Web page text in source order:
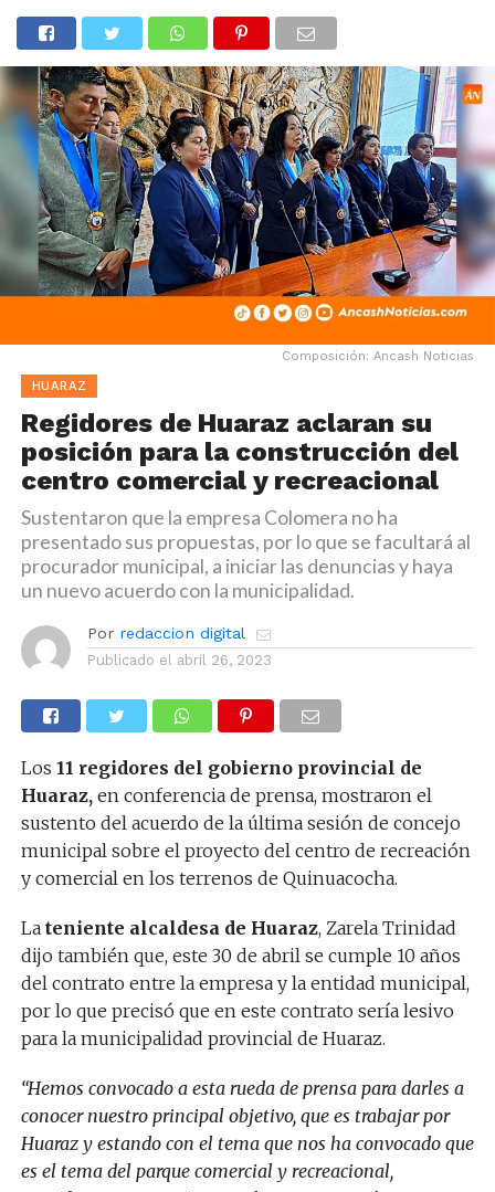
Composición: Ancash Noticias
HUARAZ
Regidores de Huaraz aclaran su
posición para la construcción del
centro comercial y recreacional
Sustentaron que la empresa Colomera no ha
presentado sus propuestas, por lo que se facultará al
procurador municipal, a iniciar las denuncias y haya
un nuevo acuerdo con la municipalidad.
Por redaccion digital
Publicado el abril 26, 2023
Los 11 regidores del gobierno provincial de
Huaraz, en conferencia de prensa, mostraron el
sustento del acuerdo de la última sesión de concejo
municipal sobre el proyecto del centro de recreación
y comercial en los terrenos de Quinuacocha.
La teniente alcaldesa de Huaraz, Zarela Trinidad
dijo también que, este 30 de abril se cumple 10 años
del contrato entre la empresa y la entidad municipal,
por lo que precisó que en este contrato sería lesivo
para la municipalidad provincial de Huaraz.
“Hemos convocado a esta rueda de prensa para darles a
conocer nuestro principal objetivo, que es trabajar por
Huaraz y estando con el tema que nos ha convocado que
es el tema del parque comercial y recreacional,